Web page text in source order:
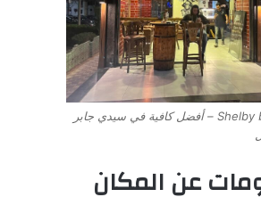
Shelby brothers cafe – أفضل كافية في سيدي جابر
عن المكان